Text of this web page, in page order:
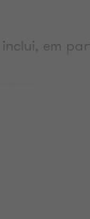
em
ao